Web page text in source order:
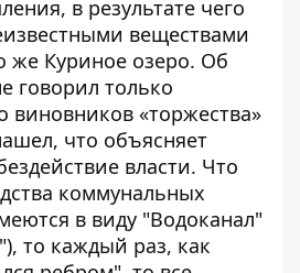
в результате чего
веществами
же Куриное озеро. Об
говорил только
виновников «торжества»
что объясняет
власти. Что
коммунальных
в виду "Водоканал"
то каждый раз, как